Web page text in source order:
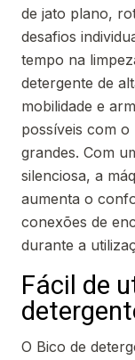
de jato plano,
desafios
tempo na
detergente de
mobilidade e
possíveis com
grandes. Com
silenciosa, a
aumenta o
conexões de
durante a
Fácil de
O Bico de